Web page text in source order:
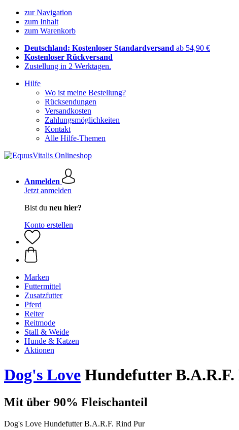
zur Navigation
zum Inhalt
zum Warenkorb
Deutschland: Kostenloser Standardversand ab 54,90 €
Kostenloser Rückversand
Zustellung in 2 Werktagen.
Hilfe
Wo ist meine Bestellung?
Rücksendungen
Versandkosten
Zahlungsmöglichkeiten
Kontakt
Alle Hilfe-Themen
Anmelden
Jetzt anmelden
Bist du neu hier?
Konto erstellen
Marken
Futtermittel
Zusatzfutter
Pferd
Reiter
Reitmode
Stall & Weide
Hunde & Katzen
Aktionen
Dog's Love Hundefutter
Mit über 90% Fleischanteil
Dog's Love Hundefutter B.A.R.F. Rind Pur